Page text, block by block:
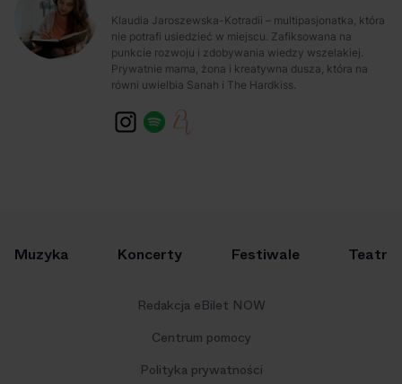
Klaudia Jaroszewska-Kotradii – multipasjonatka, która
nie potrafi usiedzieć w miejscu. Zafiksowana na
punkcie rozwoju i zdobywania wiedzy wszelakiej.
Prywatnie mama, żona i kreatywna dusza, która na
równi uwielbia Sanah i The Hardkiss.
Muzyka Koncerty Festiwale Teatr
Redakcja eBilet NOW
Centrum pomocy
Polityka prywatności